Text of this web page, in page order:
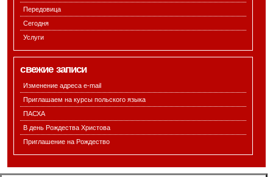
Передовица
Сегодня
Услуги
свежие записи
Изменение адреса e-mail
Приглашаем на курсы польского языка
ПАСХА
В день Рождества Христова
Приглашение на Рождество